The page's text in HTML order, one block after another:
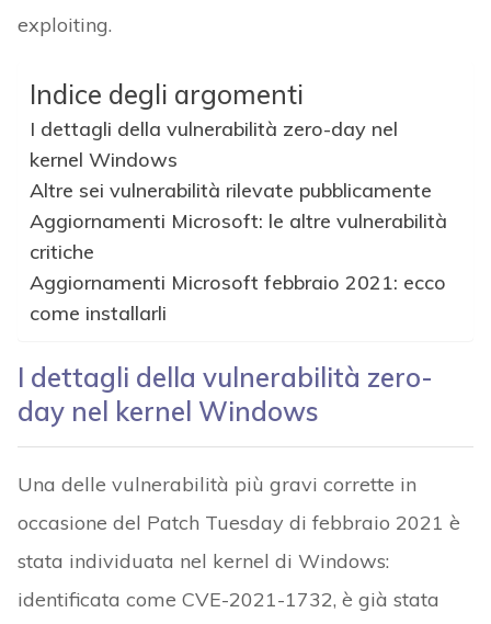
exploiting.
Indice degli argomenti
I dettagli della vulnerabilità zero-day nel
kernel Windows
Altre sei vulnerabilità rilevate pubblicamente
Aggiornamenti Microsoft: le altre vulnerabilità
critiche
Aggiornamenti Microsoft febbraio 2021: ecco
come installarli
I dettagli della vulnerabilità zero-
day nel kernel Windows
Una delle vulnerabilità più gravi corrette in
occasione del Patch Tuesday di febbraio 2021 è
stata individuata nel kernel di Windows:
identificata come CVE-2021-1732, è già stata